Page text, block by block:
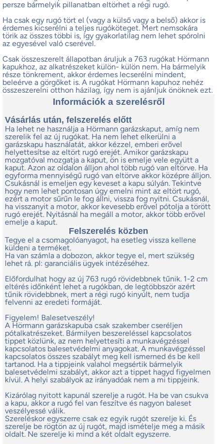
persze bármelyik pillanatban eltörhet a régi rugó.
Ha csak egy rugó tört el (vagy a külső vagy a belső) akkor is
érdemes kicserélni a teljes rugóköteget. Mert nemsokára
törik az összes többi is, így gyakorlatilag nem lehet spórolni
az egyesével való cserével.
Csak összeszerelt állapotban áruljuk a 763 rugókat Hörmann
kapukhoz, az alkatrészeket külön- külön nem. Ha bármelyik
része tönkrement, akkor érdemes lecserélni mindent,
beleérve a görgőket is. A rugókat Hörmann kapuhoz nehéz
összeszerelni otthon házilag, így nem is ajánljuk önöknek ezt.
Információk a szerelésről
Vásárlás után, felszerelés előtt
Ha lehet ne használja a Hörmann garázskaput, amíg nem
szerelik fel az új rugókat. Ha nem lehet elkerülni a
garázskapu használatát, akkor kézzel, emberi erővel
helyettesítse az eltört rugó erejét. Amikor garázskapu
mozgatóval mozgatja a kaput, ön is emelje vele együtt a
kaput. Azon az oldalon álljon ahol több rugó van eltörve. Ha
egyforma mennyiségű rugó van eltörve akkor középre álljon.
Csukásnál is emeljen egy keveset a kapu súlyán. Tekintve
hogy nem lehet pontosan úgy emelni mint az eltört rugó,
ezért a motor sűrűn le fog állni, vissza fog nyitni. Csukásnál,
ha visszanyit a motor, akkor kevesebb erővel pótolja a törött
rugó erejét. Nyitásnál ha megáll a motor, akkor több erővel
emelje a kaput.
Felszerelés közben
Tegye el a csomagolóanyagot, ha esetleg vissza kellene
küldeni a terméket.
Ha van számla a dobozon, akkor tegye el, mert szükség
lehet rá. pl: garanciális ügyek intézéséhez.
Előfordulhat hogy az új 763 rugó rövidebbnek tűnik. 1-2 cm
eltérés időnként lehet a rugókban, de legtöbbször azért
tűnik rövidebbnek, mert a régi rugó kinyúlt, nem tudja
felvenni az eredeti formáját.
Figyelem! Balesetveszély!
A Hörmann garázskapuba csak szakember cseréljen
pótalkatrészeket. Bármilyen beszereléssel kapcsolatos
tippet közlünk, az nem helyettesíti a munkavégzéssel
kapcsolatos balesetvédelmi anyagokat. A munkavégzéssel
kapcsolatos összes szabályt meg kell ismerned és be kell
tartanod. Ha a tippjeink valahol megsértik bármelyik
balesetvédelmi szabályt, akkor azt a tippet hagyd figyelmen
kívül. A helyi szabályok az irányadóak nem a mi tippjeink.
Kizárólag nyitott kapunál szerelje a rugót. Ha be van csukva
a kapu, akkor a rugó fel van feszítve és nagyon baleset
veszélyessé válik.
Szereléskor egyszerre csak ez egyik rugót szerelje ki. És
szerelje be rögtön az új rugót, majd ismételje meg a másik
oldalt. Ne szerelje ki mind a két oldalt egyszerre.